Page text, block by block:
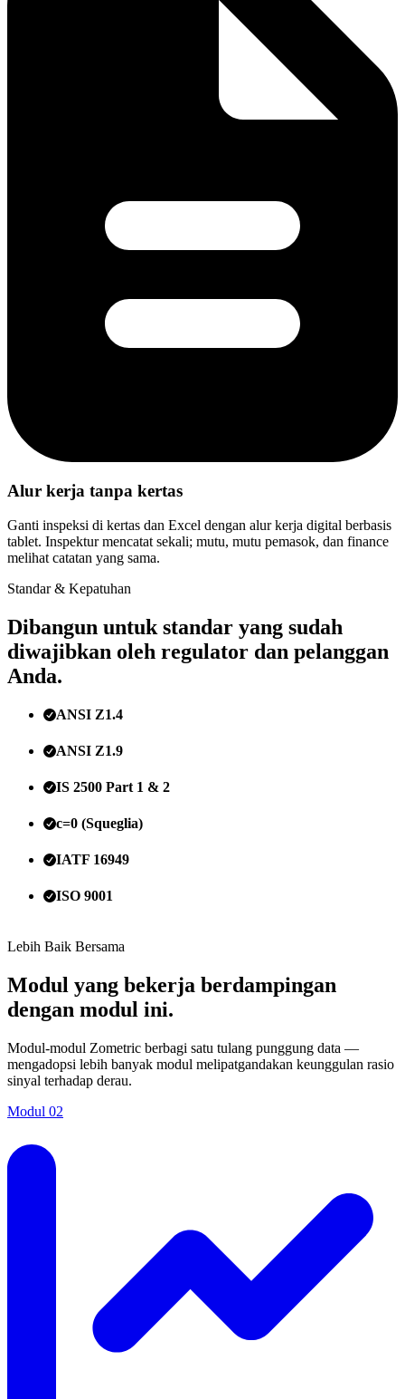
Alur kerja tanpa kertas
Ganti inspeksi di kertas dan Excel dengan alur kerja digital berbasis
tablet. Inspektur mencatat sekali; mutu, mutu pemasok, dan finance
melihat catatan yang sama.
Standar & Kepatuhan
Dibangun untuk standar yang sudah
diwajibkan oleh regulator dan pelanggan
Anda.
ANSI Z1.4
ANSI Z1.9
IS 2500 Part 1 & 2
c=0 (Squeglia)
IATF 16949
ISO 9001
Lebih Baik Bersama
Modul yang bekerja berdampingan
dengan modul ini.
Modul-modul Zometric berbagi satu tulang punggung data —
mengadopsi lebih banyak modul melipatgandakan keunggulan rasio
sinyal terhadap derau.
Modul 02